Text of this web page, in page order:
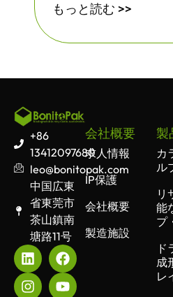
もっと読む >>
+86
13412097680
leo@bonitopak.com
中国広東
省東莞市
茶山鎮南
塘路11号
会社概要
求人情報
IP保護
会社概要
製造施設
製
カ
ル
リ
能
プ
ド
成
レ